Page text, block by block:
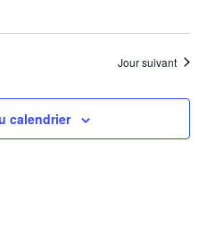
Jour suivant
calendrier